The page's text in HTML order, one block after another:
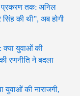
प्रकरण तक: अनिल
की थी”, अब होगी
क्या युवाओं की
रणनीति ने बदला
युवाओं की नाराजगी,